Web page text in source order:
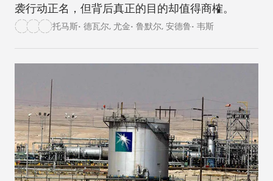
袭行动正名，但背后真正的目的却值得商榷。
托马斯• 德瓦尔, 尤金• 鲁默尔, 安德鲁• 韦斯